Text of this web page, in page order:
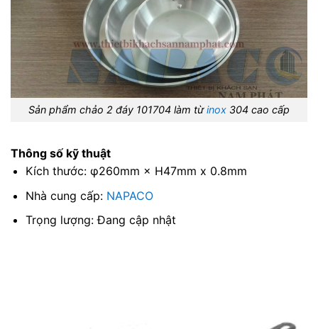
Sản phẩm chảo 2 đáy 101704 làm từinox 304 cao cấp
Thông số kỹ thuật
Kích thước: φ260mm × H47mm x 0.8mm
Nhà cung cấp: NAPACO
Trọng lượng: Đang cập nhật